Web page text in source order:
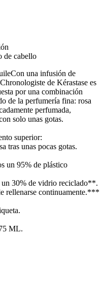
de cabello
una infusión de
de Kérastase es
por una combinación
de la perfumería fina: rosa
perfumada,
solo unas gotas.
superior:
tras unas pocas gotas.
un 95% de plástico
un 30% de vidrio reciclado**.
rellenarse continuamente.***
ML.